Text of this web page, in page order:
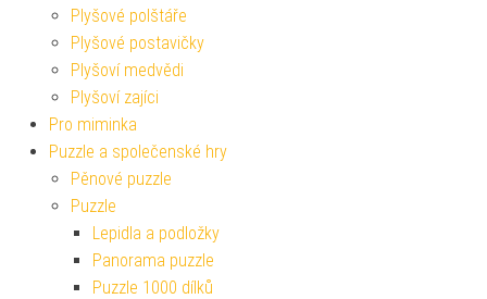
Plyšové polštáře
Plyšové postavičky
Plyšoví medvědi
Plyšoví zajíci
Pro miminka
Puzzle a společenské hry
Pěnové puzzle
Puzzle
Lepidla a podložky
Panorama puzzle
Puzzle 1000 dílků